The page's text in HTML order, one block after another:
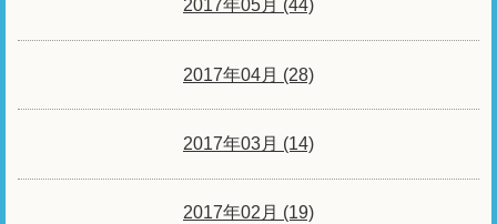
2017年05月 (44)
2017年04月 (28)
2017年03月 (14)
2017年02月 (19)